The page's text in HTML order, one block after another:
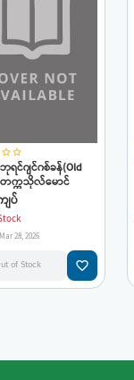
star_borderstar_border
ရင်ဂျင်ဂစ်ခန်(Old
တက္ကသိုလ်မောင်
း)
ျပ်
28, 2026
of Stock favorite_border